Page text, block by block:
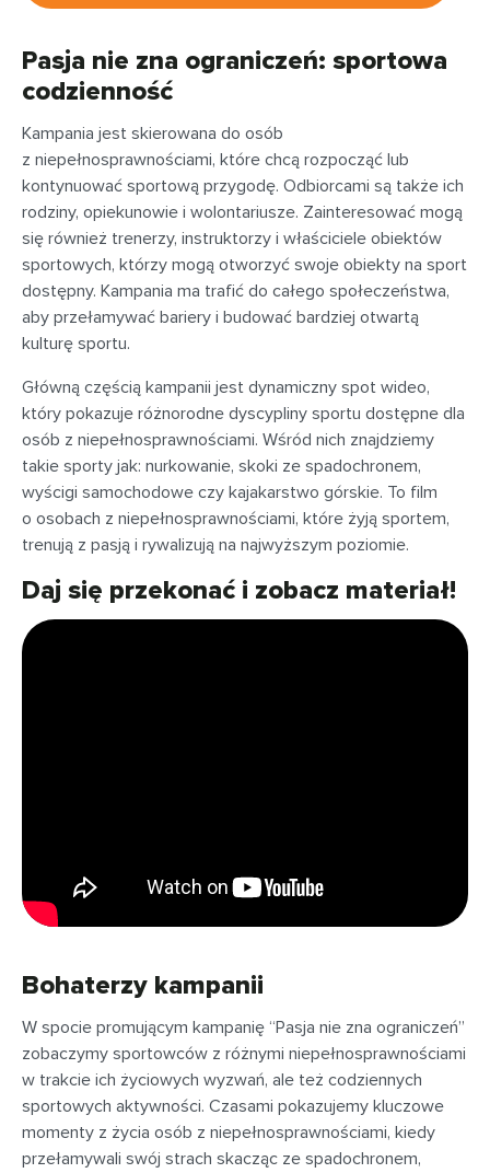
Pasja nie zna ograniczeń: sportowa
codzienność
Kampania jest skierowana do osób
z niepełnosprawnościami, które chcą rozpocząć lub
kontynuować sportową przygodę. Odbiorcami są także ich
rodziny, opiekunowie i wolontariusze. Zainteresować mogą
się również trenerzy, instruktorzy i właściciele obiektów
sportowych, którzy mogą otworzyć swoje obiekty na sport
dostępny. Kampania ma trafić do całego społeczeństwa,
aby przełamywać bariery i budować bardziej otwartą
kulturę sportu.
Główną częścią kampanii jest dynamiczny spot wideo,
który pokazuje różnorodne dyscypliny sportu dostępne dla
osób z niepełnosprawnościami. Wśród nich znajdziemy
takie sporty jak: nurkowanie, skoki ze spadochronem,
wyścigi samochodowe czy kajakarstwo górskie. To film
o osobach z niepełnosprawnościami, które żyją sportem,
trenują z pasją i rywalizują na najwyższym poziomie.
Daj się przekonać i zobacz materiał!
Bohaterzy kampanii
W spocie promującym kampanię “Pasja nie zna ograniczeń”
zobaczymy sportowców z różnymi niepełnosprawnościami
w trakcie ich życiowych wyzwań, ale też codziennych
sportowych aktywności. Czasami pokazujemy kluczowe
momenty z życia osób z niepełnosprawnościami, kiedy
przełamywali swój strach skacząc ze spadochronem,